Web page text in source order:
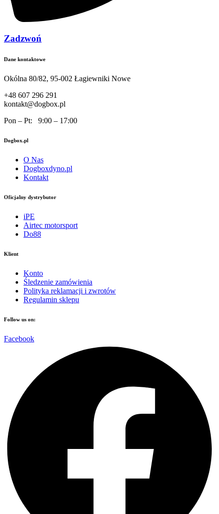
Zadzwoń
Dane kontaktowe
Okólna 80/82, 95-002 Łagiewniki Nowe
+48 607 296 291
kontakt@dogbox.pl
Pon – Pt: 9:00 – 17:00
Dogbox.pl
O Nas
Dogboxdyno.pl
Kontakt
Oficjalny dystrybutor
iPE
Airtec motorsport
Do88
Klient
Konto
Śledzenie zamówienia
Polityka reklamacji i zwrotów
Regulamin sklepu
Follow us on:
Facebook